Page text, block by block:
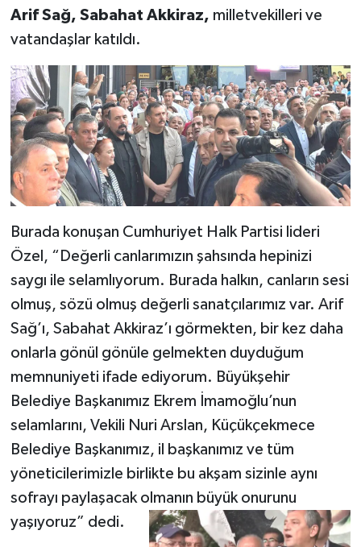
Arif Sağ, Sabahat Akkiraz, milletvekilleri ve
vatandaşlar katıldı.
Burada konuşan Cumhuriyet Halk Partisi lideri
Özel, “Değerli canlarımızın şahsında hepinizi
saygı ile selamlıyorum. Burada halkın, canların sesi
olmuş, sözü olmuş değerli sanatçılarımız var. Arif
Sağ’ı, Sabahat Akkiraz’ı görmekten, bir kez daha
onlarla gönül gönüle gelmekten duyduğum
memnuniyeti ifade ediyorum. Büyükşehir
Belediye Başkanımız Ekrem İmamoğlu’nun
selamlarını, Vekili Nuri Arslan, Küçükçekmece
Belediye Başkanımız, il başkanımız ve tüm
yöneticilerimizle birlikte bu akşam sizinle aynı
sofrayı paylaşacak olmanın büyük onurunu
yaşıyoruz” dedi.